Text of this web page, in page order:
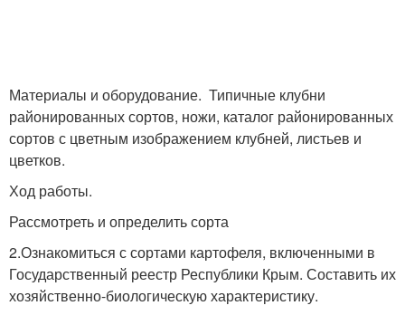
Материалы и оборудование. Типичные клубни
районированных сортов, ножи, каталог районированных
сортов с цветным изображением клубней, листьев и
цветков.
Ход работы.
Рассмотреть и определить сорта
2.Ознакомиться с сортами картофеля, включенными в
Государственный реестр Республики Крым. Составить их
хозяйственно-биологическую характеристику.